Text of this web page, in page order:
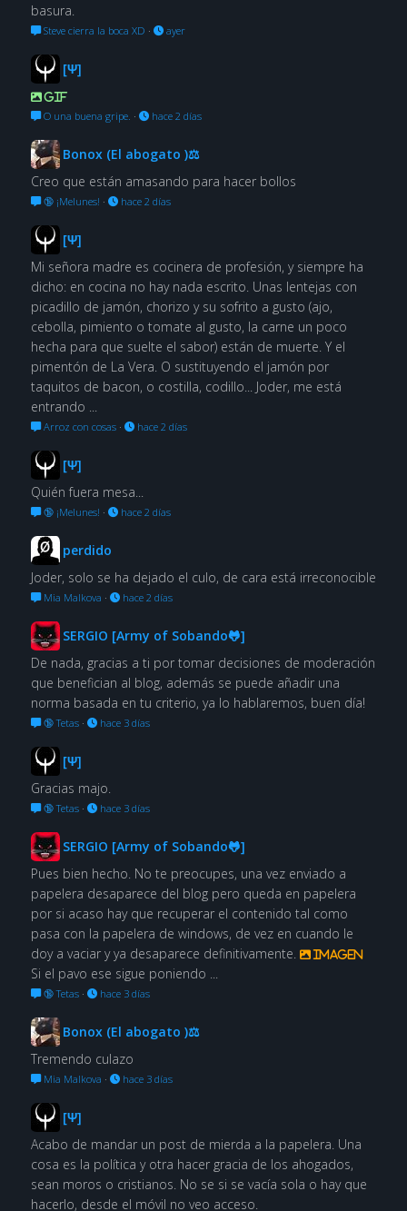
basura.
Steve cierra la boca XD · ayer
[Ψ]
GIF
O una buena gripe. · hace 2 días
Bonox (El abogato )⚖
Creo que están amasando para hacer bollos
🔞 ¡Melunes! · hace 2 días
[Ψ]
Mi señora madre es cocinera de profesión, y siempre ha
dicho: en cocina no hay nada escrito. Unas lentejas con
picadillo de jamón, chorizo y su sofrito a gusto (ajo,
cebolla, pimiento o tomate al gusto, la carne un poco
hecha para que suelte el sabor) están de muerte. Y el
pimentón de La Vera. O sustituyendo el jamón por
taquitos de bacon, o costilla, codillo... Joder, me está
entrando ...
Arroz con cosas· hace 2 días
[Ψ]
Quién fuera mesa...
🔞 ¡Melunes! · hace 2 días
perdido
Joder, solo se ha dejado el culo, de cara está irreconocible
Mia Malkova · hace 2 días
SERGIO [Army of Sobando🐸]
De nada, gracias a ti por tomar decisiones de moderación
que benefician al blog, además se puede añadir una
norma basada en tu criterio, ya lo hablaremos, buen día!
🔞 Tetas· hace 3 días
[Ψ]
Gracias majo.
🔞 Tetas· hace 3 días
SERGIO [Army of Sobando🐸]
Pues bien hecho. No te preocupes, una vez enviado a
papelera desaparece del blog pero queda en papelera
por si acaso hay que recuperar el contenido tal como
pasa con la papelera de windows, de vez en cuando le
doy a vaciar y ya desaparece definitivamente.
Imagen
Si el pavo ese sigue poniendo ...
🔞 Tetas· hace 3 días
Bonox (El abogato )⚖
Tremendo culazo
Mia Malkova · hace 3 días
[Ψ]
Acabo de mandar un post de mierda a la papelera. Una
cosa es la política y otra hacer gracia de los ahogados,
sean moros o cristianos. No se si se vacía sola o hay que
hacerlo, desde el móvil no veo acceso.